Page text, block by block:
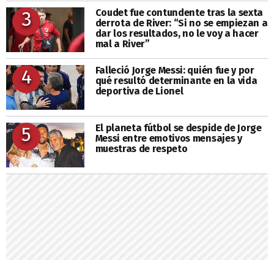
3
Coudet fue contundente tras la sexta
derrota de River: “Si no se empiezan a
dar los resultados, no le voy a hacer
mal a River”
4
Falleció Jorge Messi: quién fue y por
qué resultó determinante en la vida
deportiva de Lionel
5
El planeta fútbol se despide de Jorge
Messi entre emotivos mensajes y
muestras de respeto